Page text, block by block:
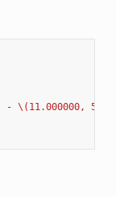
- \(11.000000,